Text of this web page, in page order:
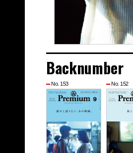
Backnumber
No. 153 No. 152